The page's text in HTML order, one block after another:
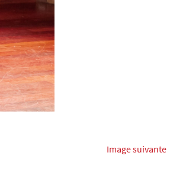
Image suivante